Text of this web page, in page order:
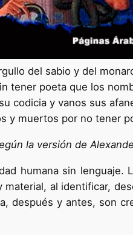
del sabio y del
tener poeta que los
codicia y vanos sus
y muertos por no tener
la versión de
humana sin lenguaje.
al identificar,
después y antes, son